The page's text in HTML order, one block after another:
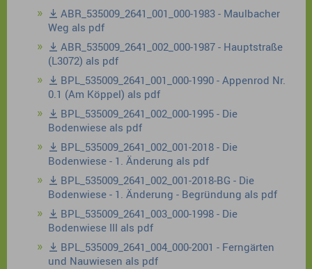
ABR_535009_2641_001_000-1983 - Maulbacher
Weg als pdf
ABR_535009_2641_002_000-1987 - Hauptstraße
(L3072) als pdf
BPL_535009_2641_001_000-1990 - Appenrod Nr.
0.1 (Am Köppel) als pdf
BPL_535009_2641_002_000-1995 - Die
Bodenwiese als pdf
BPL_535009_2641_002_001-2018 - Die
Bodenwiese - 1. Änderung als pdf
BPL_535009_2641_002_001-2018-BG - Die
Bodenwiese - 1. Änderung - Begründung als pdf
BPL_535009_2641_003_000-1998 - Die
Bodenwiese III als pdf
BPL_535009_2641_004_000-2001 - Ferngärten
und Nauwiesen als pdf